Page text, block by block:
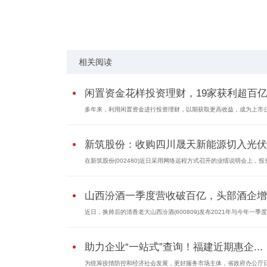
相关阅读
闲置资金花样投资理财，19家获利超百
多年来，利用闲置资金进行投资理财，以期获取更高收益，成为上市
新筑股份：收购四川晟天新能源切入光
在新筑股份(002480)近日采用网络远程方式召开的业绩说明会上，投
山西汾酒一季度营收破百亿，头部酒企
近日，换帅后的清香老大山西汾酒(600809)发布2021年与今年一季度
助力企业“一站式”查询！福建近期惠企...
为统筹疫情防控和经济社会发展，更好服务市场主体，省政府办公厅